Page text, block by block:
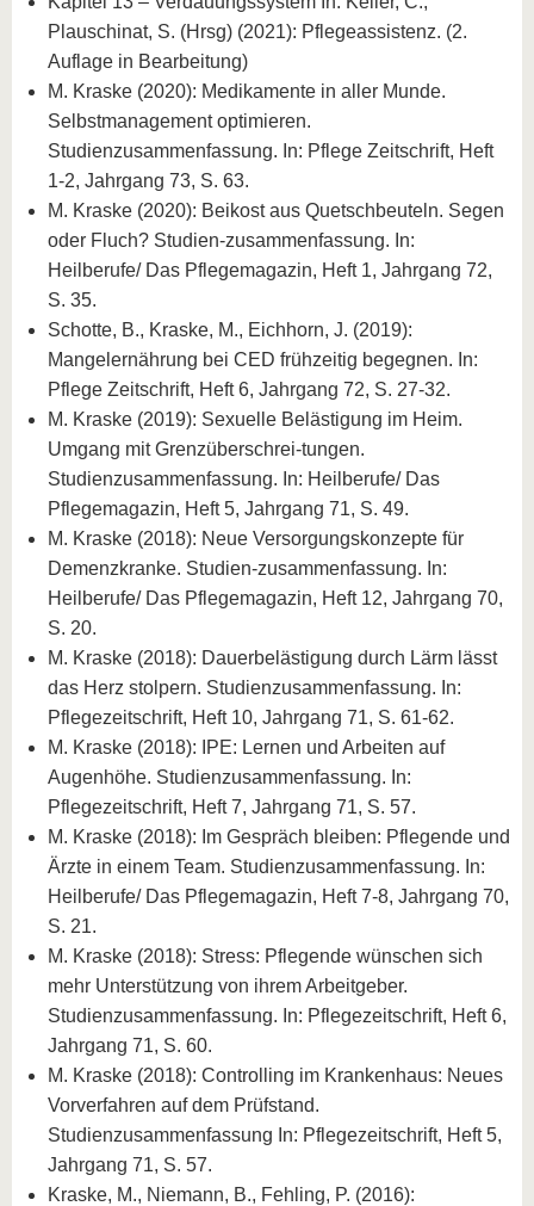
Plauschinat, S. (Hrsg) (2021): Pflegeassistenz. (2.
Auflage in Bearbeitung)
M. Kraske (2020): Medikamente in aller Munde.
Selbstmanagement optimieren.
Studienzusammenfassung. In: Pflege Zeitschrift, Heft
1-2, Jahrgang 73, S. 63.
M. Kraske (2020): Beikost aus Quetschbeuteln. Segen
oder Fluch? Studien-zusammenfassung. In:
Heilberufe/ Das Pflegemagazin, Heft 1, Jahrgang 72,
S. 35.
Schotte, B., Kraske, M., Eichhorn, J. (2019):
Mangelernährung bei CED frühzeitig begegnen. In:
Pflege Zeitschrift, Heft 6, Jahrgang 72, S. 27-32.
M. Kraske (2019): Sexuelle Belästigung im Heim.
Umgang mit Grenzüberschrei-tungen.
Studienzusammenfassung. In: Heilberufe/ Das
Pflegemagazin, Heft 5, Jahrgang 71, S. 49.
M. Kraske (2018): Neue Versorgungskonzepte für
Demenzkranke. Studien-zusammenfassung. In:
Heilberufe/ Das Pflegemagazin, Heft 12, Jahrgang 70,
S. 20.
M. Kraske (2018): Dauerbelästigung durch Lärm lässt
das Herz stolpern. Studienzusammenfassung. In:
Pflegezeitschrift, Heft 10, Jahrgang 71, S. 61-62.
M. Kraske (2018): IPE: Lernen und Arbeiten auf
Augenhöhe. Studienzusammenfassung. In:
Pflegezeitschrift, Heft 7, Jahrgang 71, S. 57.
M. Kraske (2018): Im Gespräch bleiben: Pflegende und
Ärzte in einem Team. Studienzusammenfassung. In:
Heilberufe/ Das Pflegemagazin, Heft 7-8, Jahrgang 70,
S. 21.
M. Kraske (2018): Stress: Pflegende wünschen sich
mehr Unterstützung von ihrem Arbeitgeber.
Studienzusammenfassung. In: Pflegezeitschrift, Heft 6,
Jahrgang 71, S. 60.
M. Kraske (2018): Controlling im Krankenhaus: Neues
Vorverfahren auf dem Prüfstand.
Studienzusammenfassung In: Pflegezeitschrift, Heft 5,
Jahrgang 71, S. 57.
Kraske, M., Niemann, B., Fehling, P. (2016):